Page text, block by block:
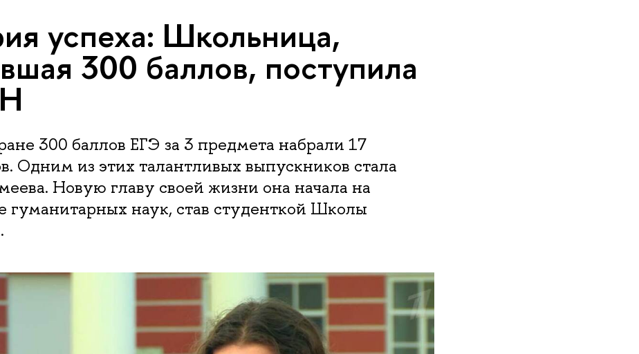
успеха: Школьница,
300 баллов, поступила
300 баллов ЕГЭ за 3 предмета набрали 17
Одним из этих талантливых выпускников стала
Новую главу своей жизни она начала на
гуманитарных наук, став студенткой Школы